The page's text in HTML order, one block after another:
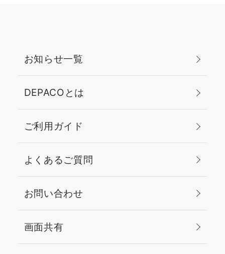
お知らせ一覧
DEPACOとは
ご利用ガイド
よくあるご質問
お問い合わせ
画面共有